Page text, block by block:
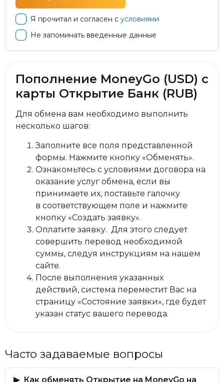
Я прочитал и согласен с условиями
Не запоминать введенные данные
Пополнение MoneyGo (USD) с
карты Открытие Банк (RUB)
Для обмена вам необходимо выполнить
несколько шагов:
Заполните все поля представленной
формы. Нажмите кнопку «Обменять».
Ознакомьтесь с условиями договора на
оказание услуг обмена, если вы
принимаете их, поставьте галочку
в соответствующем поле и нажмите
кнопку «Создать заявку».
Оплатите заявку. Для этого следует
совершить перевод необходимой
суммы, следуя инструкциям на нашем
сайте.
После выполнения указанных
действий, система переместит Вас на
страницу «Состояние заявки», где будет
указан статус вашего перевода.
Часто задаваемые вопросы
Как обменять Открытие на MoneyGo на